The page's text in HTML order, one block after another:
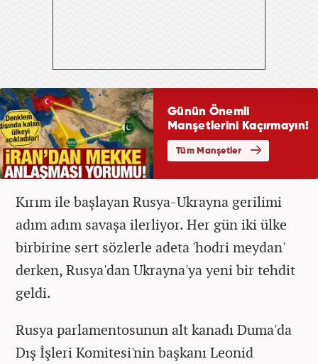
Kırım ile başlayan Rusya-Ukrayna gerilimi
adım adım savaşa ilerliyor. Her gün iki ülke
birbirine sert sözlerle adeta 'hodri meydan'
derken, Rusya'dan Ukrayna'ya yeni bir tehdit
geldi.
Rusya parlamentosunun alt kanadı Duma'da
Dış İşleri Komitesi'nin başkanı Leonid